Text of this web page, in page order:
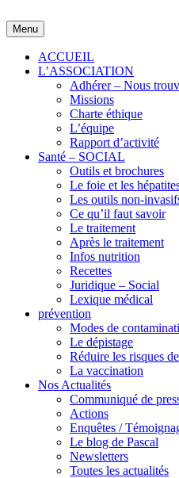
to
content
Menu
ACCUEIL
L’ASSOCIATION
Adhérer – Nous
Missions
Charte éthique
L’équipe
Rapport d’activité
Santé – SOCIAL
Outils et brochures
Le foie et les
Les outils non-
Ce qu’il faut savoir
Le traitement
Après le traitement
Infos nutrition
Recettes
Juridique – Social
Lexique médical
prévention
Modes de
Le dépistage
Réduire les risques
La vaccination
Nos Actualités
Communiqué de
Actions
Enquêtes /
Le blog de Pascal
Newsletters
Toutes les actualités